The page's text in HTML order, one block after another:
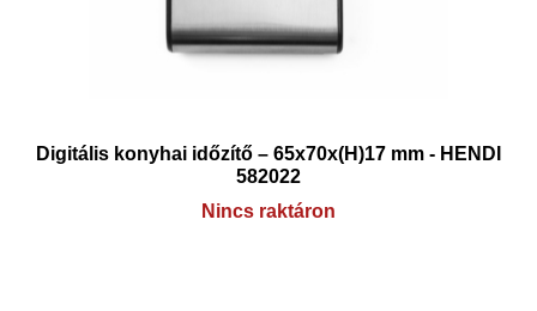
Digitális konyhai időzítő – 65x70x(H)17 mm - HENDI
582022
Nincs raktáron